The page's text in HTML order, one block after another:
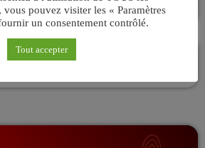
AKSEL
vous pouvez visiter les « Paramètres
un consentement contrôlé.
Tout accepter